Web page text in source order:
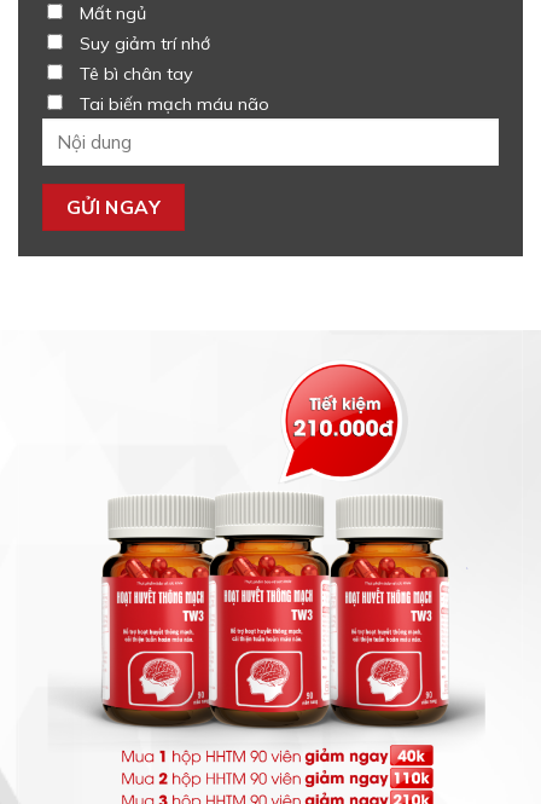
Mất ngủ
Suy giảm trí nhớ
Tê bì chân tay
Tai biến mạch máu não